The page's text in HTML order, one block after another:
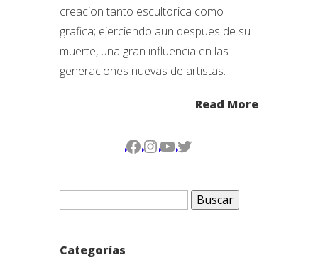
creacion tanto escultorica como
grafica; ejerciendo aun despues de su
muerte, una gran influencia en las
generaciones nuevas de artistas.
Read More
Facebook
Instagram
YouTube
Twitter
Buscar:
Categorías